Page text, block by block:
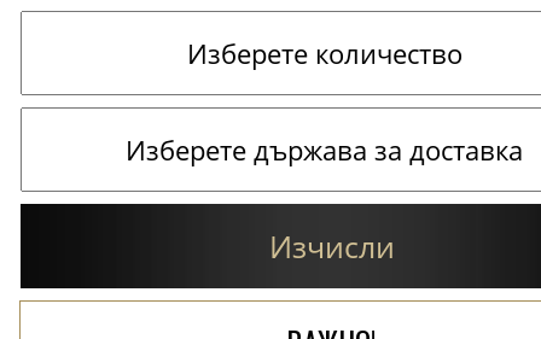
Изчисли